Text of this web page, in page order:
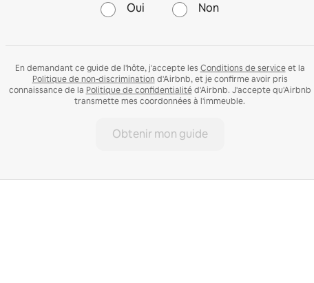
Oui Non
En demandant ce guide de l'hôte, j'accepte les Conditions de serviceet la
Politique de non-discrimination d'Airbnb, et je confirme avoir pris
connaissance de la Politique de confidentialitéd'Airbnb. J'accepte qu'Airbnb
transmette mes coordonnées à l'immeuble.
Obtenir mon guide